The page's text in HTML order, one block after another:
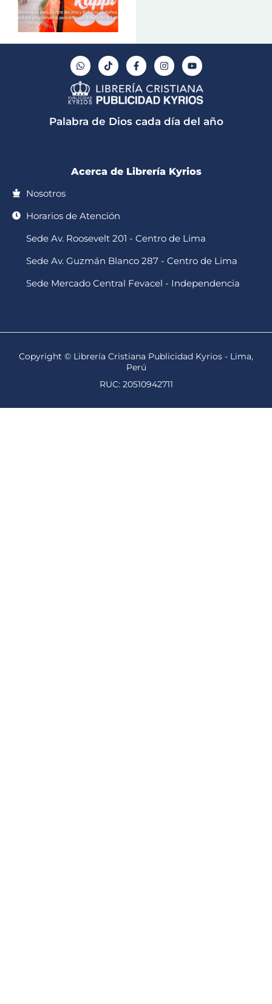
W
h
a
t
s
a
p
T
i
k
t
o
k
F
a
c
e
b
o
k
I
n
s
t
a
g
a
Y
o
u
t
u
b
Palabra de Dios cada día del año
Acerca de Librería Kyrios
Nosotros
Horarios de Atención
Sede Av. Roosevelt 201 - Centro de Lima
Sede Av. Guzmán Blanco 287 - Centro de Lima
Sede Mercado Central Fevacel - Independencia
Copyright © Librería Cristiana Publicidad Kyrios - Lima,
Perú
RUC: 20510942711